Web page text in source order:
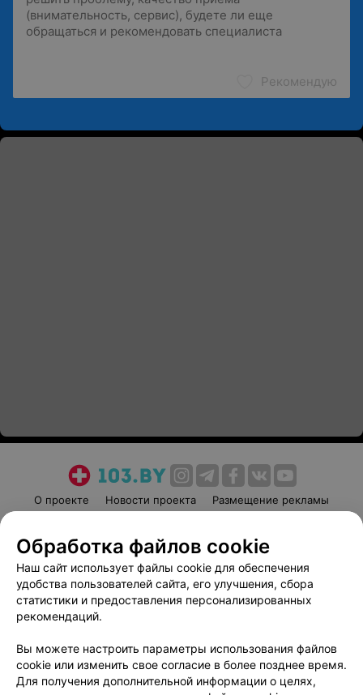
Рекомендую
О проекте Новости проекта
Размещение рекламы
Пользовательское соглашение
Способы оплаты
Вакансии
Партнеры
Написать руководителю 103.by
Обработка персональных данных
Обработка файлов cookie
Наш сайт использует файлы cookie для обеспечения
удобства пользователей сайта, его улучшения, сбора
статистики и предоставления персонализированных
рекомендаций.
Вы можете настроить параметры использования файлов
cookie или изменить свое согласие в более позднее время.
Для получения дополнительной информации о целях,